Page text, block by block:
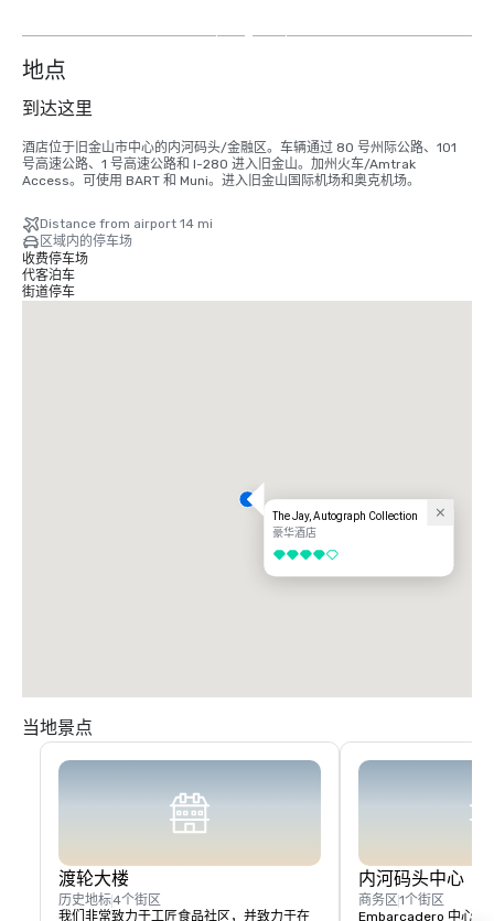
2
地点
到达这里
酒店位于旧金山市中心的内河码头/金融区。车辆通过 80 号州际公路、101
号高速公路、1 号高速公路和 I-280 进入旧金山。加州火车/Amtrak
Access。可使用 BART 和 Muni。进入旧金山国际机场和奥克机场。
Distance from airport 14 mi
区域内的停车场
收费停车场
代客泊车
街道停车
The Jay, Autograph Collection
豪华酒店
4/5
当地景点
渡轮大楼
历史地标4个街区
我们非常致力于工匠食品社区，并致力于在
内河码头中心
商务区 1个街区
Embarcadero 中心是